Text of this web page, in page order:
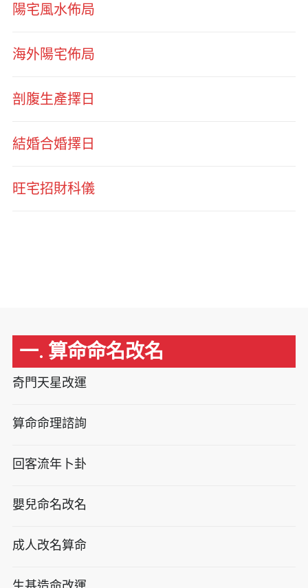
陽宅風水佈局
海外陽宅佈局
剖腹生產擇日
結婚合婚擇日
旺宅招財科儀
一. 算命命名改名
奇門天星改運
算命命理諮詢
回客流年卜卦
嬰兒命名改名
成人改名算命